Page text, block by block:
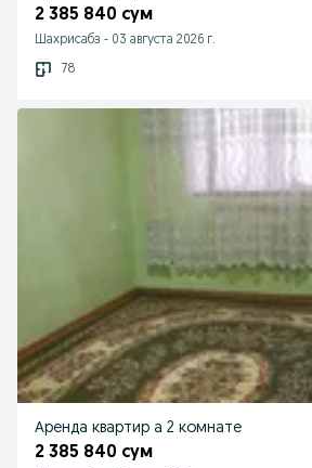
2 385 840 сум
Шахрисабз - 03 августа 2026 г.
78
Аренда квартир а 2 комнате
2 385 840 сум